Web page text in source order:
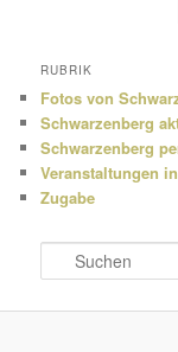
RUBRIK
Fotos von
Schwarzenberg
Schwarzenberg
Veranstaltungen
Zugabe
u